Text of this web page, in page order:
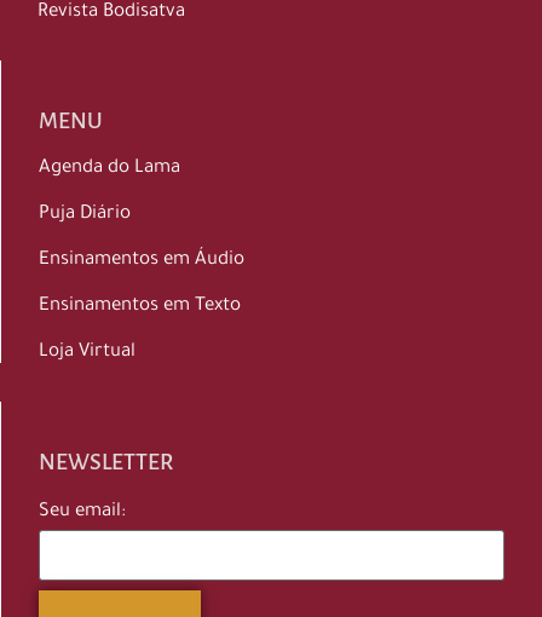
Revista Bodisatva
MENU
Agenda do Lama
Puja Diário
Ensinamentos em Áudio
Ensinamentos em Texto
Loja Virtual
NEWSLETTER
Seu email: